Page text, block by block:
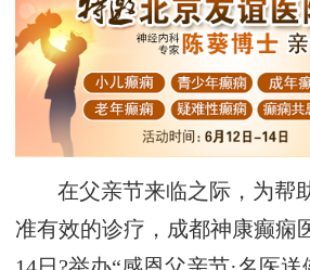
在父亲节来临之际，为帮
准有效的诊疗，成都神康癫痫